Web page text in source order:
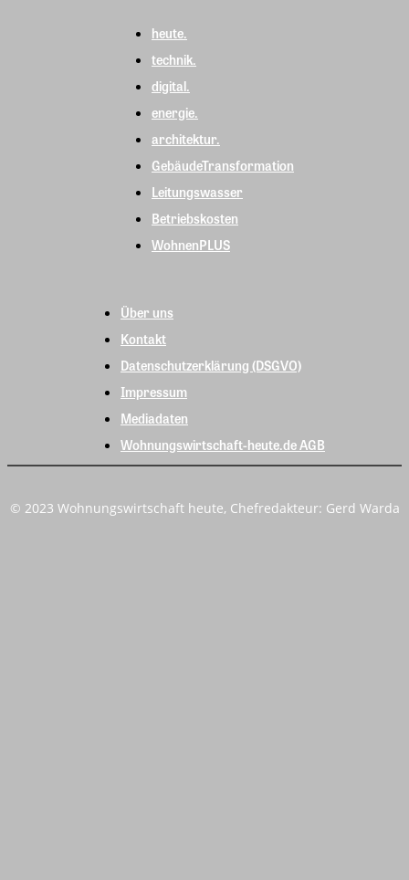
heute.
technik.
digital.
energie.
architektur.
GebäudeTransformation
Leitungswasser
Betriebskosten
WohnenPLUS
Über uns
Kontakt
Datenschutzerklärung (DSGVO)
Impressum
Mediadaten
Wohnungswirtschaft-heute.de AGB
© 2023 Wohnungswirtschaft heute, Chefredakteur: Gerd Warda